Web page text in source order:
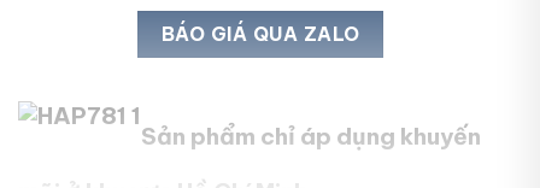
BÁO GIÁ QUA ZALO
Sản phẩm chỉ áp dụng khuyến